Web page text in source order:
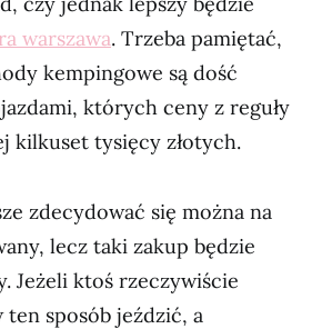
warszawa. Trzeba pamiętać,
kempingowe są dość
których ceny z reguły
kilkuset tysięcy złotych.
zdecydować się można na
lecz taki zakup będzie
Jeżeli ktoś rzeczywiście
ten sposób jeździć, a